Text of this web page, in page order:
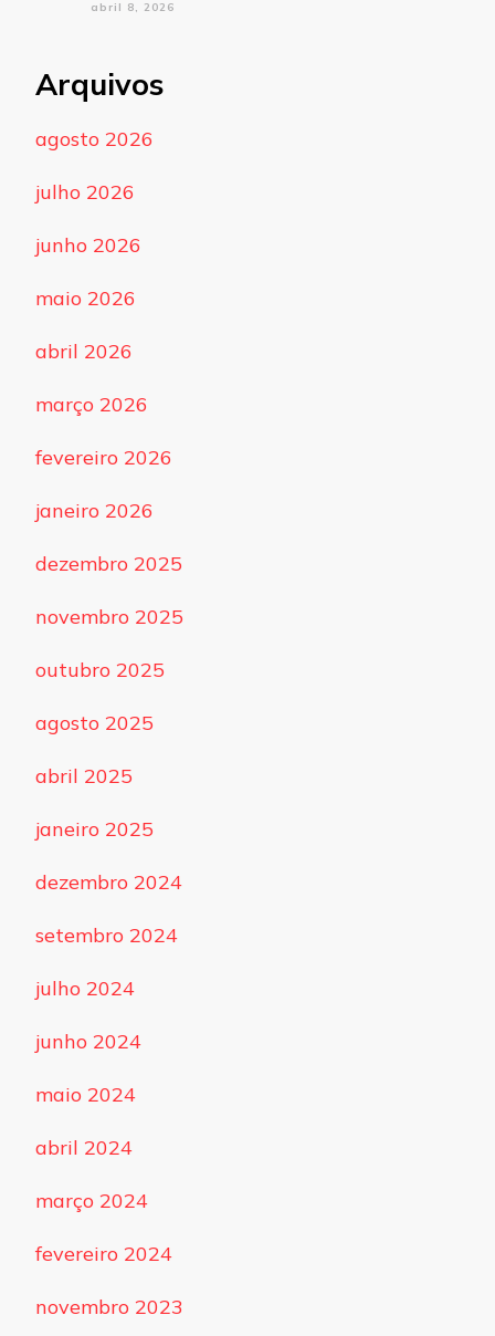
abril 8, 2026
Arquivos
agosto 2026
julho 2026
junho 2026
maio 2026
abril 2026
março 2026
fevereiro 2026
janeiro 2026
dezembro 2025
novembro 2025
outubro 2025
agosto 2025
abril 2025
janeiro 2025
dezembro 2024
setembro 2024
julho 2024
junho 2024
maio 2024
abril 2024
março 2024
fevereiro 2024
novembro 2023